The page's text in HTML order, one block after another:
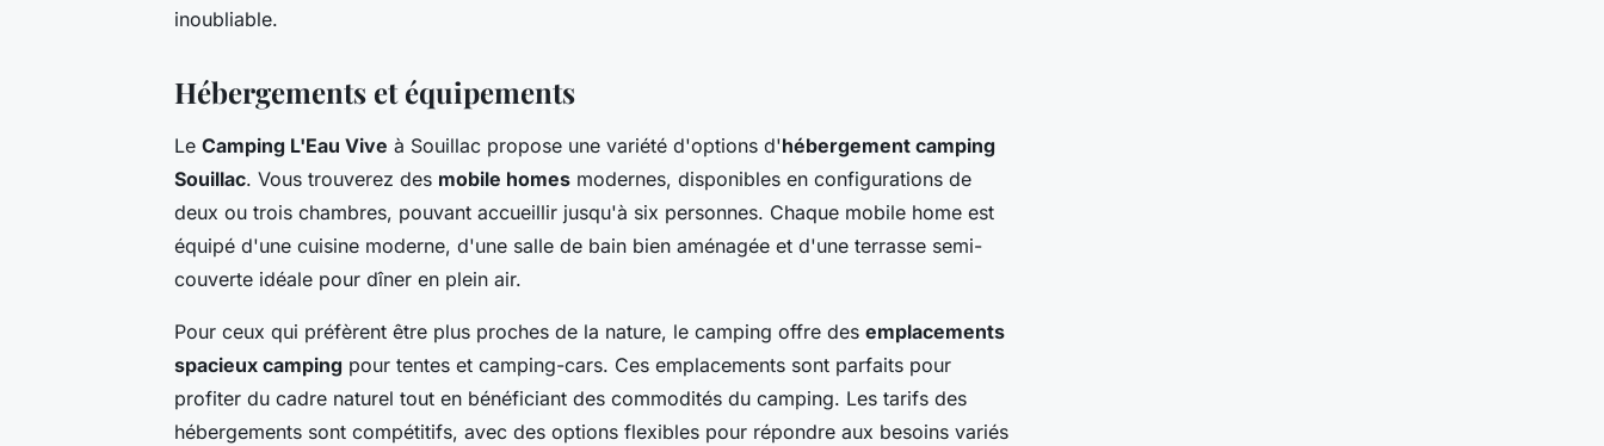
inoubliable.
Hébergements et équipements
Le Camping L'Eau Vive à Souillac propose une variété d'options d'hébergement camping
Souillac. Vous trouverez des mobile homes modernes, disponibles en configurations de
deux ou trois chambres, pouvant accueillir jusqu'à six personnes. Chaque mobile home est
équipé d'une cuisine moderne, d'une salle de bain bien aménagée et d'une terrasse semi-
couverte idéale pour dîner en plein air.
Pour ceux qui préfèrent être plus proches de la nature, le camping offre des emplacements
spacieux camping pour tentes et camping-cars. Ces emplacements sont parfaits pour
profiter du cadre naturel tout en bénéficiant des commodités du camping. Les tarifs des
hébergements sont compétitifs, avec des options flexibles pour répondre aux besoins variés